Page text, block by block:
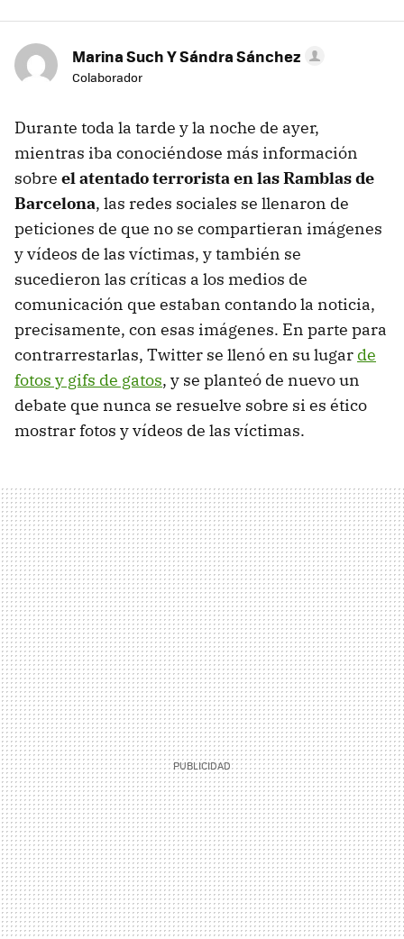
Marina Such Y Sándra Sánchez
Colaborador
Durante toda la tarde y la noche de ayer,
mientras iba conociéndose más información
sobre el atentado terrorista en las Ramblas de
Barcelona, las redes sociales se llenaron de
peticiones de que no se compartieran imágenes
y vídeos de las víctimas, y también se
sucedieron las críticas a los medios de
comunicación que estaban contando la noticia,
precisamente, con esas imágenes. En parte para
contrarrestarlas, Twitter se llenó en su lugar de
fotos y gifs de gatos, y se planteó de nuevo un
debate que nunca se resuelve sobre si es ético
mostrar fotos y vídeos de las víctimas.